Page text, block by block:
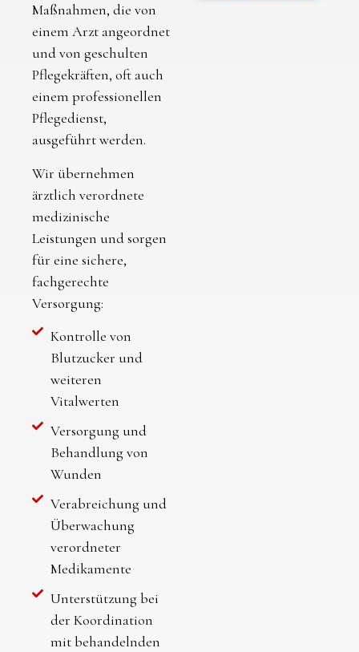
Maßnahmen, die von
einem Arzt angeordnet
und von geschulten
Pflegekräften, oft auch
einem professionellen
Pflegedienst,
ausgeführt werden.
Wir übernehmen
ärztlich verordnete
medizinische
Leistungen und sorgen
für eine sichere,
fachgerechte
Versorgung:
Kontrolle von
Blutzucker und
weiteren
Vitalwerten
Versorgung und
Behandlung von
Wunden
Verabreichung und
Überwachung
verordneter
Medikamente
Unterstützung bei
der Koordination
mit behandelnden